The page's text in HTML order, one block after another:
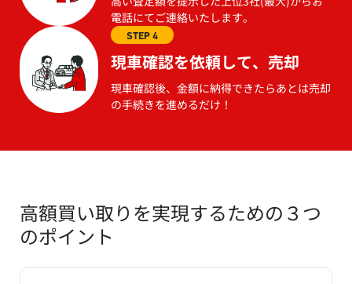
電話にてご連絡いたします。
STEP 4
現車確認を依頼して、売却
現車確認後、金額に納得できたらあとは売却
の手続きを進めるだけ！
高額買い取りを実現するための３つ
のポイント